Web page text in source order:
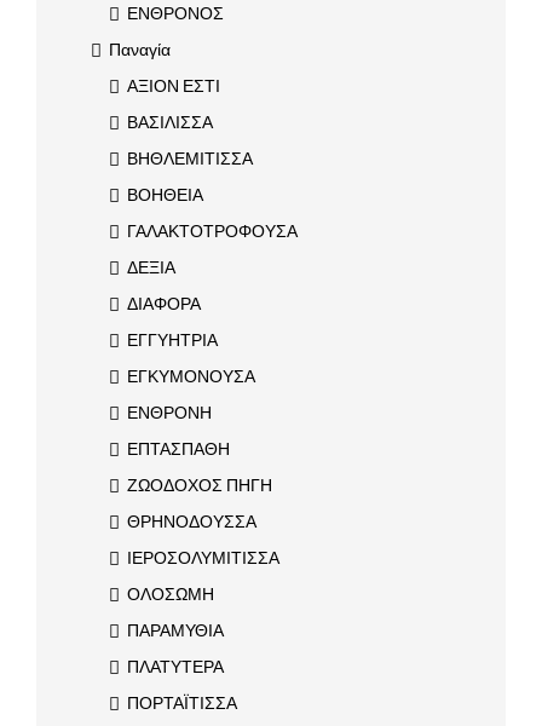
ΕΝΘΡΟΝΟΣ
Παναγία
ΑΞΙΟΝ ΕΣΤΙ
ΒΑΣΙΛΙΣΣΑ
ΒΗΘΛΕΜΙΤΙΣΣΑ
ΒΟΗΘΕΙΑ
ΓΑΛΑΚΤΟΤΡΟΦΟΥΣΑ
ΔΕΞΙΑ
ΔΙΑΦΟΡΑ
ΕΓΓΥΗΤΡΙΑ
ΕΓΚΥΜΟΝΟΥΣΑ
ΕΝΘΡΟΝΗ
ΕΠΤΑΣΠΑΘΗ
ΖΩΟΔΟΧΟΣ ΠΗΓΗ
ΘΡΗΝΟΔΟΥΣΣΑ
ΙΕΡΟΣΟΛΥΜΙΤΙΣΣΑ
ΟΛΟΣΩΜΗ
ΠΑΡΑΜΥΘΙΑ
ΠΛΑΤΥΤΕΡΑ
ΠΟΡΤΑΪΤΙΣΣΑ